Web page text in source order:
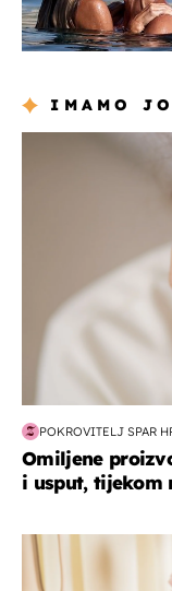
IMAMO
moda & ljepota
POKROVITELJ SPAR
Omiljene
i usput, tijekom
moda & ljepota